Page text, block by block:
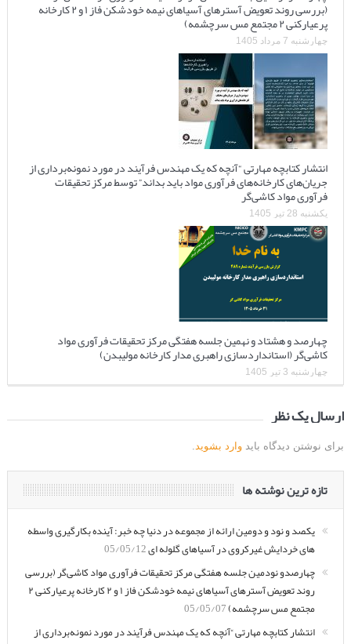
(بررسی روند تعویض آسترهای آسیاهای نیمه خودشکن فاز ۱ و ۲ کارخانه
پرعیارکنی ۲ مجتمع مس سرچشمه)
چهارشنبه 7 مرداد 1405
انتشار کتابچه مهارتی “آنچه که یک مهندس فرآیند در مورد نمونه‌برداری از
جریان‌های کارخانه‌های فرآوری مواد باید بداند” توسط مرکز تحقیقات
فرآوری مواد کاشی‌گر
یکشنبه 28 تیر 1405
چهارصد و هشتاد و نهمین جلسه هفتگی مرکز تحقیقات فرآوری مواد
کاشی‌گر (استانداردسازی راهبری مدار کارخانه مولیبدن)
چهارشنبه 3 تیر 1405
ارسال یک نظر
برای نوشتن دیدگاه باید وارد بشوید.
تازه ترین نوشته ها
یکصد و نود و دومین ارائه از مجموعه در دنیا چه خبر: آینده بکارگیری واسطه
های خردایش غیرکروی در آسیاهای گلوله ای05/05/12
چهارصدو نودمین جلسه هفتگی مرکز تحقیقات فرآوری مواد کاشی‌گر (بررسی
روند تعویض آسترهای آسیاهای نیمه خودشکن فاز ۱ و ۲ کارخانه پرعیارکنی ۲
مجتمع مس سرچشمه)05/05/07
انتشار کتابچه مهارتی “آنچه که یک مهندس فرآیند در مورد نمونه‌برداری از